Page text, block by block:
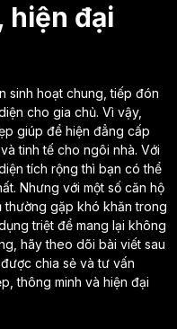
hiện đại
sinh hoạt chung, tiếp đón
cho gia chủ. Vì vậy,
giúp để hiện đẳng cấp
tinh tế cho ngôi nhà. Với
tích rộng thì bạn có thể
Nhưng với một số căn hộ
thường gặp khó khăn trong
triệt để mang lại không
hãy theo dõi bài viết sau
chia sẻ và tư vấn
thông minh và hiện đại